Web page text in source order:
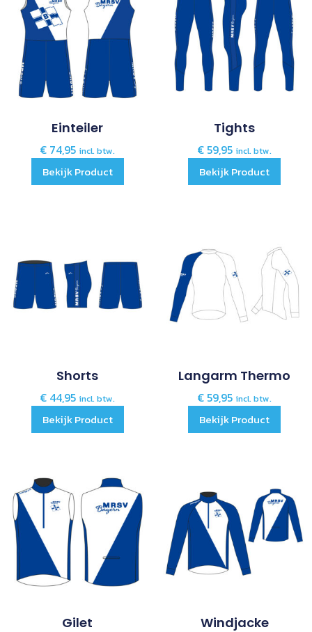
Einteiler
€ 74,95 incl. btw.
Bekijk Product
Tights
€ 59,95 incl. btw.
Bekijk Product
Shorts
€ 44,95 incl. btw.
Bekijk Product
Langarm Thermo
€ 59,95 incl. btw.
Bekijk Product
Gilet Windjacke